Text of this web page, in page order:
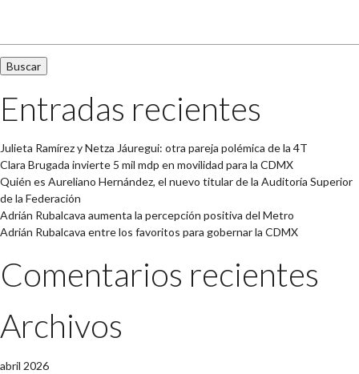
Entradas recientes
Julieta Ramírez y Netza Jáuregui: otra pareja polémica de la 4T
Clara Brugada invierte 5 mil mdp en movilidad para la CDMX
Quién es Aureliano Hernández, el nuevo titular de la Auditoría Superior
de la Federación
Adrián Rubalcava aumenta la percepción positiva del Metro
Adrián Rubalcava entre los favoritos para gobernar la CDMX
Comentarios recientes
Archivos
abril 2026